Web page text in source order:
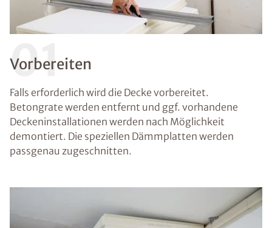
01
Vorbereiten
Falls erforderlich wird die Decke vorbereitet.
Betongrate werden entfernt und ggf. vorhandene
Deckeninstallationen werden nach Möglichkeit
demontiert. Die speziellen Dämmplatten werden
passgenau zugeschnitten.